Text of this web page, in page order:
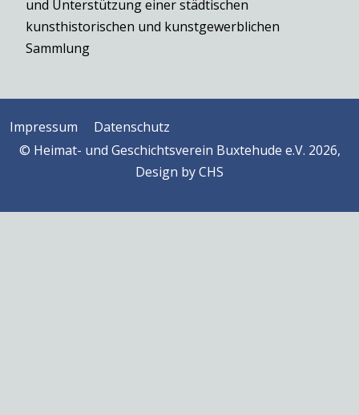
und Unterstützung einer städtischen
kunsthistorischen und kunstgewerblichen
Sammlung
Impressum
Datenschutz
© Heimat- und Geschichtsverein Buxtehude e.V. 2026,
Design byCHS